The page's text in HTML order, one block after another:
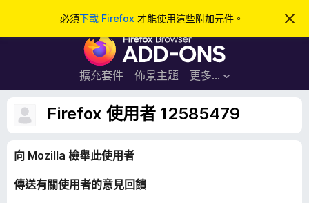
必須下載 Firefox 才能使用這些附加元件。
忽
此
F
r
e
f
擴充套件 佈景主題 更多…
登入
Firefox 使用者 12585479
向 Mozilla 檢舉此使用者
傳送有關使用者的意見回饋